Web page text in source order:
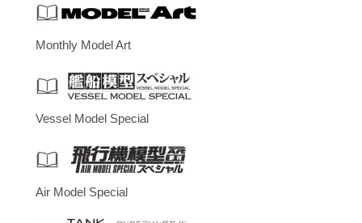
Monthly Model Art
Vessel Model Special
Air Model Special